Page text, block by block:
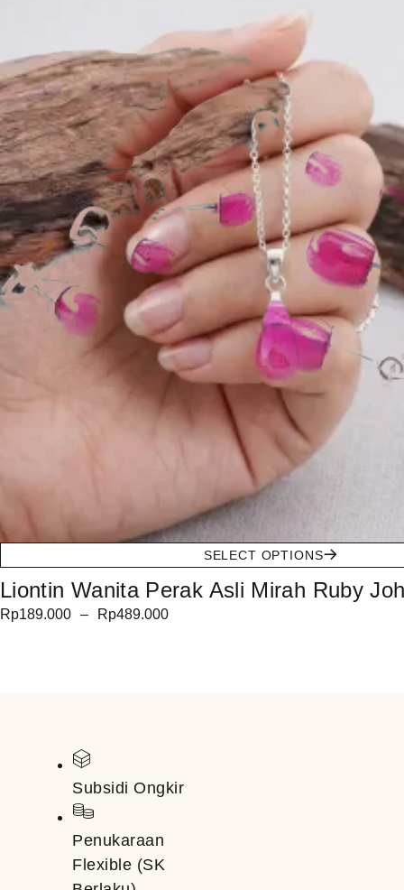
SELECT OPTIONS
Liontin Wanita Perak Asli Mirah Ruby
Rp189.000 – Rp489.000
Subsidi Ongkir
Penukaraan
Flexible (SK